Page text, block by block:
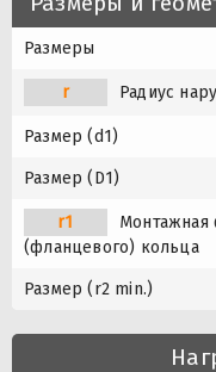
Размеры
r Радиус
Размер (d1)
Размер (D1)
r1
Монтажная
(фланцевого) кольца
Размер (r2 min.)